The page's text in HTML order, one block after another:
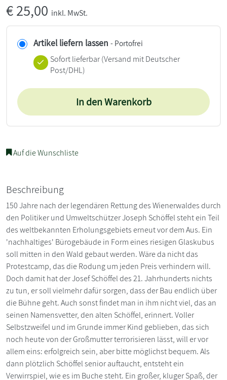
€25,00 inkl. MwSt.
Artikel liefern lassen - Portofrei
Sofort lieferbar(Versand mit Deutscher
Post/DHL)
In den Warenkorb
Auf die Wunschliste
Beschreibung
150 Jahre nach der legendären Rettung des Wienerwaldes durch
den Politiker und Umweltschützer Joseph Schöffel steht ein Teil
des weltbekannten Erholungsgebiets erneut vor dem Aus. Ein
'nachhaltiges' Bürogebäude in Form eines riesigen Glaskubus
soll mitten in den Wald gebaut werden. Wäre da nicht das
Protestcamp, das die Rodung um jeden Preis verhindern will.
Doch damit hat der Josef Schöffel des 21. Jahrhunderts nichts
zu tun, er soll vielmehr dafür sorgen, dass der Bau endlich über
die Bühne geht. Auch sonst findet man in ihm nicht viel, das an
seinen Namensvetter, den alten Schöffel, erinnert. Voller
Selbstzweifel und im Grunde immer Kind geblieben, das sich
noch heute von der Großmutter terrorisieren lässt, will er vor
allem eins: erfolgreich sein, aber bitte möglichst bequem. Als
dann plötzlich Schöffel senior auftaucht, entsteht ein
Verwirrspiel, wie es im Buche steht. Ein großer, kluger Spaß, der